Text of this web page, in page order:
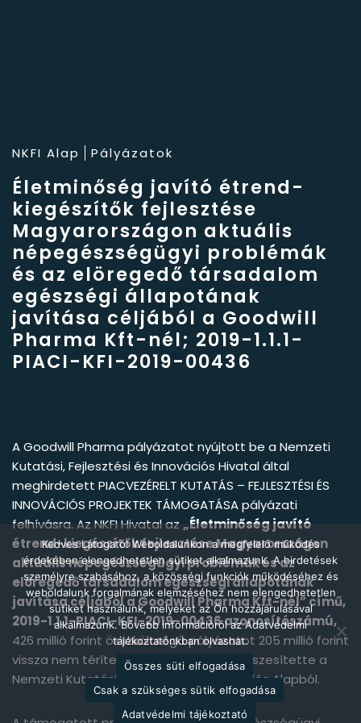
NKFI Alap Pályázatok
Életminőség javító étrend-
kiegészítők fejlesztése
Magyarországon aktuális
népegészségügyi problémák
és az elöregedő társadalom
egészségi állapotának
javítása céljából a Goodwill
Pharma Kft-nél; 2019-1.1.1-
PIACI-KFI-2019-00436
A Goodwill Pharma pályázatot nyújtott be a Nemzeti
Kutatási, Fejlesztési és Innovációs Hivatal által
meghirdetett PIACVEZÉRELT KUTATÁS – FEJLESZTÉSI ÉS
INNOVÁCIÓS PROJEKTEK TÁMOGATÁSA pályázati
felhívásra. Az NKFI Hivatal az „Életminőség javító
étrend-kiegészítők fejlesztése Magyarországon
aktuális népegészségügyi problémák és az
elöregedő társadalom egészségi állapotának
javítása céljából a Goodwill Pharma Kft-nél” című,
2019-1.1.1-PIACI-KFI-2019-00436 azonosítószámú,
426 millió forint összköltségű pályázatot 205 millió forint
vissza nem térítendő támogatásban részesítette a
Nemzeti Kutatási, Fejlesztési és Innovációs Alapból.
Kedves Látogató! Weboldalunkon a megfelelő működés
érdekében elengedhetetlen sütiket alkalmazunk. A hirdetések
személyre szabásához, a közösségi funkciók működéséhez és
weboldalunk forgalmának elemzéséhez nem elengedhetetlen
sütiket használunk, melyeket az Ön hozzájárulásával
alkalmazunk. Bővebb információról az Adatvédelmi
tájékoztatónkban olvashat.
Összes süti elfogadása
Csak a szükséges sütik elfogadása
Adatvédelmi tájékoztató